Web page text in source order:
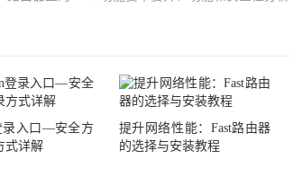
录入口—安全方
式详解
提升网络性能：Fast路由器
的选择与安装教程